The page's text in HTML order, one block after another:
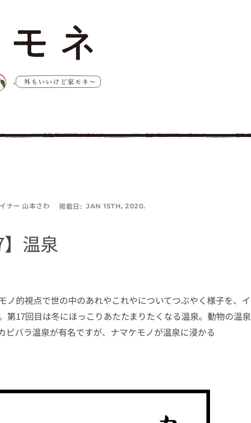
ナー 山本さわ 掲載日: JAN 15TH, 2020.
温泉
ノ的視点で世の中のあれやこれやについてつぶやく様子を、イ
第17回目は冬にほっこりあたたまりたくなる温泉。動物の温泉
ピバラ温泉が有名ですが、ナマケモノが温泉に浸かる